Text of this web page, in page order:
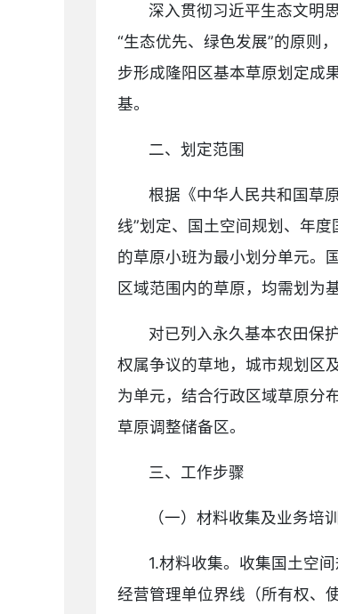
深入贯彻习近平生态文明
“生态优先、绿色发展”的原则
步形成隆阳区基本草原划定成
基。
二、划定范围
根据《中华人民共和国草
线”划定、国土空间规划、年
的草原小班为最小划分单元。
区域范围内的草原，均需划为
对已列入永久基本农田保
权属争议的草地，城市规划区
为单元，结合行政区域草原分
草原调整储备区。
三、工作步骤
（一）材料收集及业务培
1.材料收集。收集国土空
经营管理单位界线（所有权、